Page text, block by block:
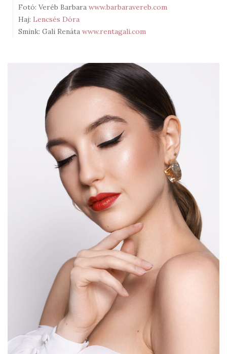
Fotó: Veréb Barbara www.barbaravereb.com
Haj: Lencsés Dóra
Smink: Gali Renáta www.rentagali.com